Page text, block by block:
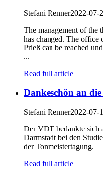
Stefani Renner2022-07-
The management of
has changed. The office
Prieß can be reached
...
Read full article
Dankeschön an
Stefani Renner2022-07-
Der VDT bedankte sich
Darmstadt bei den
der Tonmeistertagung.
Read full article